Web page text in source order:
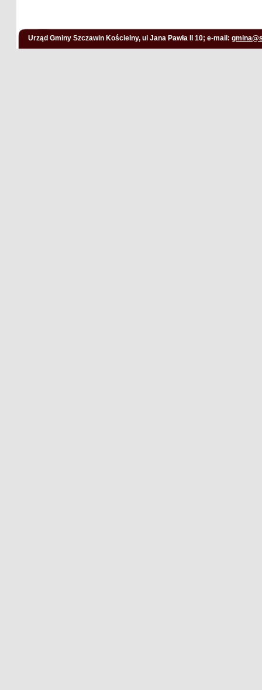
Urząd Gminy Szczawin Kościelny, ul Jana Pawła II 10; e-mail: